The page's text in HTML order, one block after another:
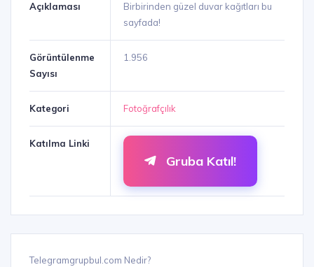
Açıklaması
Birbirinden güzel duvar kağıtları bu
sayfada!
Görüntülenme
Sayısı
1.956
Kategori Fotoğrafçılık
Katılma Linki
Gruba Katıl!
Telegramgrupbul.com Nedir?